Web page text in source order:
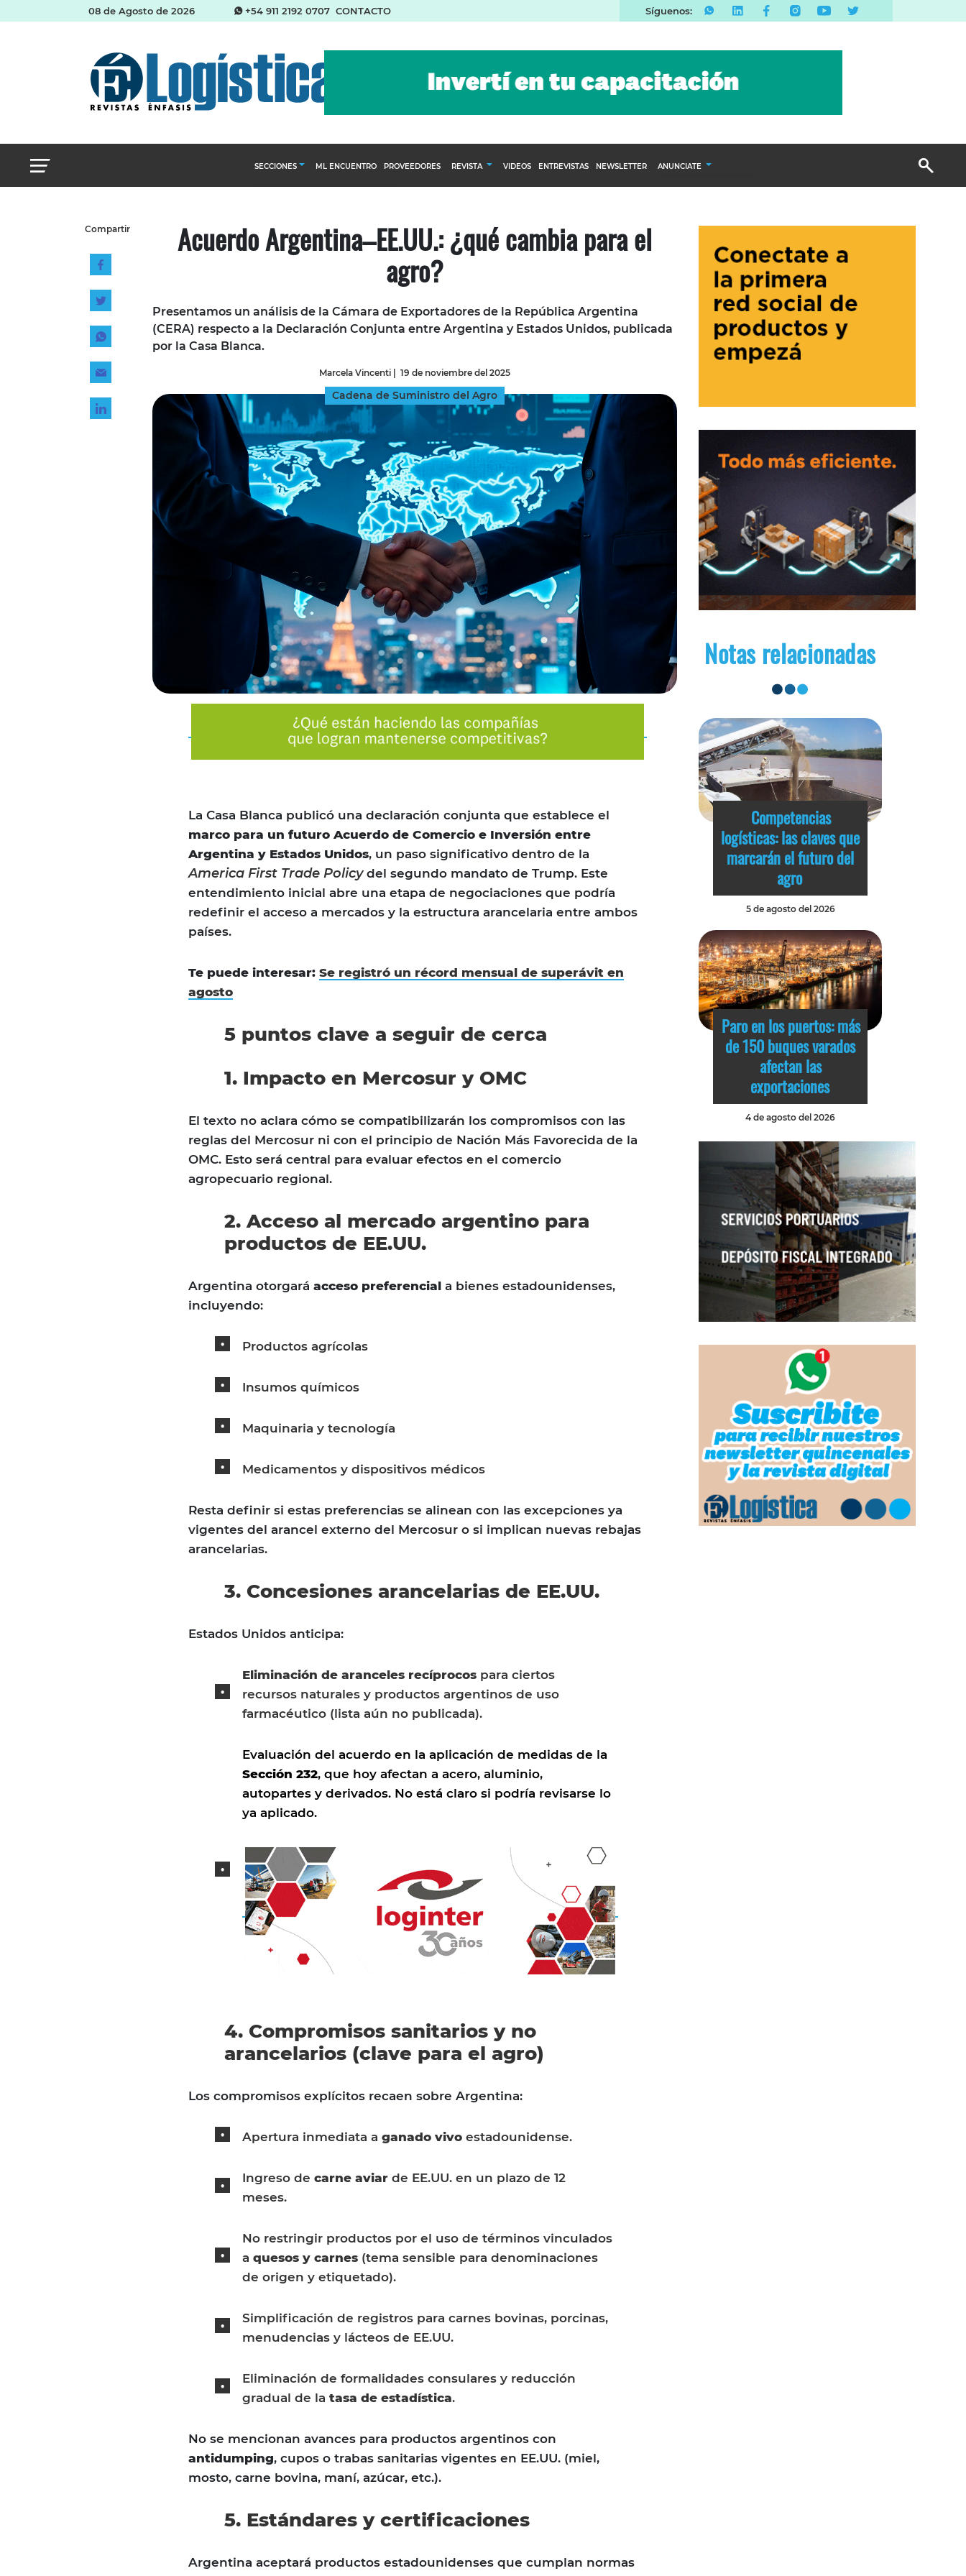
08 de Agosto de 2026 +54 911 2192 0707 CONTACTO Síguenos:
SECCIONES
Almacenes e inventarios
Management
Tecnología
ML ENCUENTRO PROVEEDORES REVISTA
SUSCRÍBASE
VIDEOS ENTREVISTAS NEWSLETTER ANUNCIATE
Email Marketing
Branded Content
Publicidad Revista
Compartir Acuerdo Argentina–EE.UU.: ¿qué cambia para el
agro?
Presentamos un análisis de la Cámara de Exportadores de la República Argentina
(CERA) respecto a la Declaración Conjunta entre Argentina y Estados Unidos, publicada
por la Casa Blanca.
Marcela Vincenti 19 de noviembre del 2025
Cadena de Suministro del Agro
La Casa Blanca publicó una declaración conjunta que establece el
marco para un futuro Acuerdo de Comercio e Inversión entre
Argentina y Estados Unidos, un paso significativo dentro de la
America First Trade Policydel segundo mandato de Trump. Este
entendimiento inicial abre una etapa de negociaciones que podría
redefinir el acceso a mercados y la estructura arancelaria entre ambos
países.
Te puede interesar: Se registró un récord mensual de superávit en
agosto
5 puntos clave a seguir de cerca
1. Impacto en Mercosur y OMC
El texto no aclara cómo se compatibilizarán los compromisos con las
reglas del Mercosur ni con el principio de Nación Más Favorecida de la
OMC. Esto será central para evaluar efectos en el comercio
agropecuario regional.
2. Acceso al mercado argentino para
productos de EE.UU.
Argentina otorgará acceso preferencial a bienes estadounidenses,
incluyendo:
Productos agrícolas
Insumos químicos
Maquinaria y tecnología
Medicamentos y dispositivos médicos
Resta definir si estas preferencias se alinean con las excepciones ya
vigentes del arancel externo del Mercosur o si implican nuevas rebajas
arancelarias.
3. Concesiones arancelarias de EE.UU.
Estados Unidos anticipa:
Eliminación de aranceles recíprocos para ciertos
recursos naturales y productos argentinos de uso
farmacéutico (lista aún no publicada).
Evaluación del acuerdo en la aplicación de medidas de la
Sección 232, que hoy afectan a acero, aluminio,
autopartes y derivados. No está claro si podría revisarse lo
ya aplicado.
4. Compromisos sanitarios y no
arancelarios (clave para el agro)
Los compromisos explícitos recaen sobre Argentina:
Apertura inmediata a ganado vivo estadounidense.
Ingreso de carne aviar de EE.UU. en un plazo de 12
meses.
No restringir productos por el uso de términos vinculados
a quesos y carnes (tema sensible para denominaciones
de origen y etiquetado).
Simplificación de registros para carnes bovinas, porcinas,
menudencias y lácteos de EE.UU.
Eliminación de formalidades consulares y reducción
gradual de la tasa de estadística.
No se mencionan avances para productos argentinos con
antidumping, cupos o trabas sanitarias vigentes en EE.UU. (miel,
mosto, carne bovina, maní, azúcar, etc.).
5. Estándares y certificaciones
Argentina aceptará productos estadounidenses que cumplan normas
Notas relacionadas
Competencias
logísticas: las claves que
marcarán el futuro del
agro
5 de agosto del 2026
Paro en los puertos: más
de 150 buques varados
afectan las
exportaciones
4 de agosto del 2026